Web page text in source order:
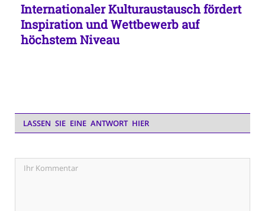
Internationaler Kulturaustausch fördert
Inspiration und Wettbewerb auf
höchstem Niveau
LASSEN SIE EINE ANTWORT HIER